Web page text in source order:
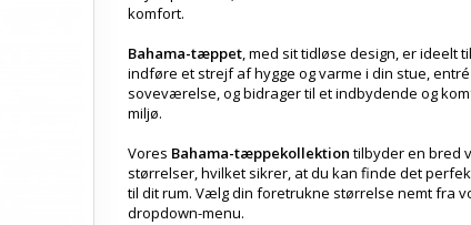
komfort.
Bahama-tæppet, med sit tidløse design, er ideelt
indføre et strejf af hygge og varme i din stue,
soveværelse, og bidrager til et indbydende og
miljø.
Vores Bahama-tæppekollektion tilbyder en bred
størrelser, hvilket sikrer, at du kan finde det
til dit rum. Vælg din foretrukne størrelse nemt fra
dropdown-menu.